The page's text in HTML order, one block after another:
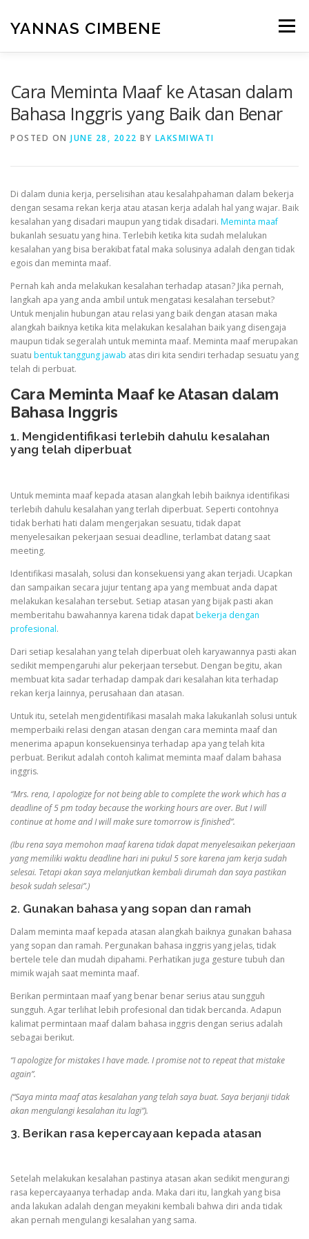
content
YANNAS CIMBENE Menu
Cara Meminta Maaf ke Atasan dalam
Bahasa Inggris yang Baik dan Benar
POSTED ON JUNE 28, 2022 BY LAKSMIWATI
Di dalam dunia kerja, perselisihan atau kesalahpahaman dalam bekerja
dengan sesama rekan kerja atau atasan kerja adalah hal yang wajar. Baik
kesalahan yang disadari maupun yang tidak disadari. Meminta maaf
bukanlah sesuatu yang hina. Terlebih ketika kita sudah melalukan
kesalahan yang bisa berakibat fatal maka solusinya adalah dengan tidak
egois dan meminta maaf.
Pernah kah anda melakukan kesalahan terhadap atasan? Jika pernah,
langkah apa yang anda ambil untuk mengatasi kesalahan tersebut?
Untuk menjalin hubungan atau relasi yang baik dengan atasan maka
alangkah baiknya ketika kita melakukan kesalahan baik yang disengaja
maupun tidak segeralah untuk meminta maaf. Meminta maaf merupakan
suatu bentuk tanggung jawab atas diri kita sendiri terhadap sesuatu yang
telah di perbuat.
Cara Meminta Maaf ke Atasan dalam
Bahasa Inggris
1. Mengidentifikasi terlebih dahulu kesalahan
yang telah diperbuat
Untuk meminta maaf kepada atasan alangkah lebih baiknya identifikasi
terlebih dahulu kesalahan yang terlah diperbuat. Seperti contohnya
tidak berhati hati dalam mengerjakan sesuatu, tidak dapat
menyelesaikan pekerjaan sesuai deadline, terlambat datang saat
meeting.
Identifikasi masalah, solusi dan konsekuensi yang akan terjadi. Ucapkan
dan sampaikan secara jujur tentang apa yang membuat anda dapat
melakukan kesalahan tersebut. Setiap atasan yang bijak pasti akan
memberitahu bawahannya karena tidak dapatbekerja dengan
profesional.
Dari setiap kesalahan yang telah diperbuat oleh karyawannya pasti akan
sedikit mempengaruhi alur pekerjaan tersebut. Dengan begitu, akan
membuat kita sadar terhadap dampak dari kesalahan kita terhadap
rekan kerja lainnya, perusahaan dan atasan.
Untuk itu, setelah mengidentifikasi masalah maka lakukanlah solusi untuk
memperbaiki relasi dengan atasan dengan cara meminta maaf dan
menerima apapun konsekuensinya terhadap apa yang telah kita
perbuat. Berikut adalah contoh kalimat meminta maaf dalam bahasa
inggris.
“Mrs. rena, I apologize for not being able to complete the work which has a
deadline of 5 pm today because the working hours are over. But I will
continue at home and I will make sure tomorrow is finished”.
(Ibu rena saya memohon maaf karena tidak dapat menyelesaikan pekerjaan
yang memiliki waktu deadline hari ini pukul 5 sore karena jam kerja sudah
selesai. Tetapi akan saya melanjutkan kembali dirumah dan saya pastikan
besok sudah selesai”.)
2. Gunakan bahasa yang sopan dan ramah
Dalam meminta maaf kepada atasan alangkah baiknya gunakan bahasa
yang sopan dan ramah. Pergunakan bahasa inggris yang jelas, tidak
bertele tele dan mudah dipahami. Perhatikan juga gesture tubuh dan
mimik wajah saat meminta maaf.
Berikan permintaan maaf yang benar benar serius atau sungguh
sungguh. Agar terlihat lebih profesional dan tidak bercanda. Adapun
kalimat permintaan maaf dalam bahasa inggris dengan serius adalah
sebagai berikut.
“I apologize for mistakes I have made. I promise not to repeat that mistake
again”.
(“Saya minta maaf atas kesalahan yang telah saya buat. Saya berjanji tidak
akan mengulangi kesalahan itu lagi”).
3. Berikan rasa kepercayaan kepada atasan
Setelah melakukan kesalahan pastinya atasan akan sedikit mengurangi
rasa kepercayaanya terhadap anda. Maka dari itu, langkah yang bisa
anda lakukan adalah dengan meyakini kembali bahwa diri anda tidak
akan pernah mengulangi kesalahan yang sama.